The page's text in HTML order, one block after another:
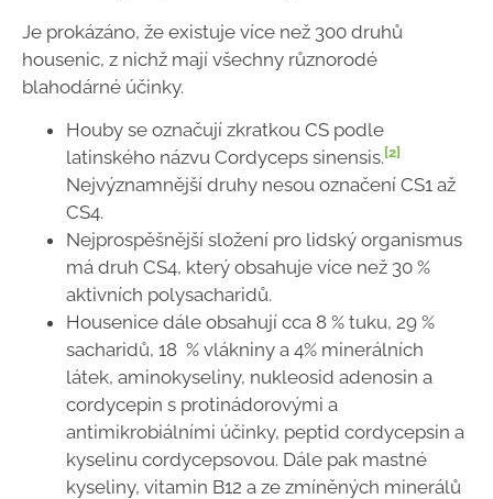
Je prokázáno, že existuje více než 300 druhů
housenic, z nichž mají všechny různorodé
blahodárné účinky.
Houby se označují zkratkou CS podle
latinského názvu Cordyceps sinensis.[2]
Nejvýznamnější druhy nesou označení CS1 až
CS4.
Nejprospěšnější složení pro lidský organismus
má druh CS4, který obsahuje více než 30 %
aktivních polysacharidů.
Housenice dále obsahují cca 8 % tuku, 29 %
sacharidů, 18 % vlákniny a 4% minerálních
látek, aminokyseliny, nukleosid adenosin a
cordycepin s protinádorovými a
antimikrobiálními účinky, peptid cordycepsin a
kyselinu cordycepsovou. Dále pak mastné
kyseliny, vitamin B12 a ze zmíněných minerálů